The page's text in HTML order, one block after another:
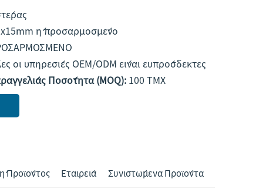
ή προσαρμοσμένο
οι υπηρεσίες OEM/ODM είναι ευπρόσδεκτες
Ποσότητα (MOQ): 100 ΤΜΧ
Προϊόντος Εταιρεία Συνιστώμενα Προϊόντα